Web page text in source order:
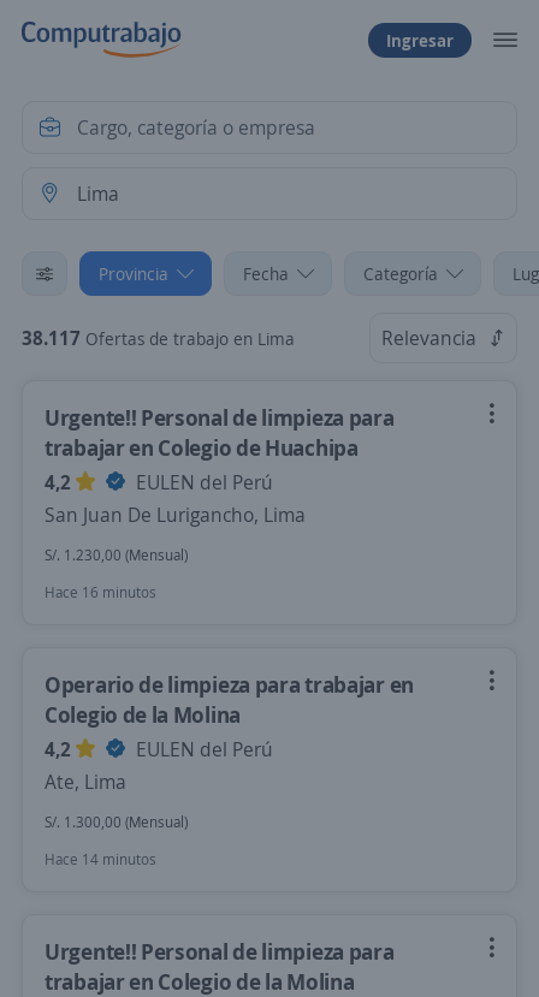
Ingresar
Provincia Fecha Categoría
38.117 Ofertas de trabajo en Lima Relevancia
Urgente!! Personal de limpieza para
trabajar en Colegio de Huachipa
4,2
EULEN del Perú
San Juan De Lurigancho, Lima
S/. 1.230,00 (Mensual)
Hace 16 minutos
Operario de limpieza para trabajar en
Colegio de la Molina
4,2
EULEN del Perú
Ate, Lima
S/. 1.300,00 (Mensual)
Hace 14 minutos
Urgente!! Personal de limpieza para
trabajar en Colegio de la Molina